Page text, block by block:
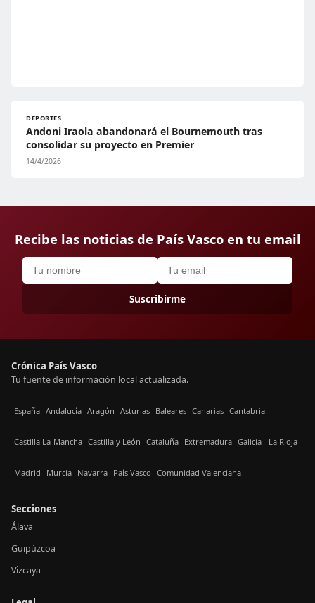
DEPORTES
Andoni Iraola abandonará el Bournemouth tras
consolidar su proyecto en Premier
14/4/2026
Recibe las noticias de País Vasco en tu email
Suscribirme
Crónica País Vasco
Tu fuente de información local actualizada.
España Andalucía Aragón Asturias Baleares Canarias Cantabria
Castilla La-Mancha Castilla y León Cataluña Extremadura Galicia La Rioja
Madrid Murcia Navarra País Vasco Comunidad Valenciana
Secciones
Álava
Guipúzcoa
Vizcaya